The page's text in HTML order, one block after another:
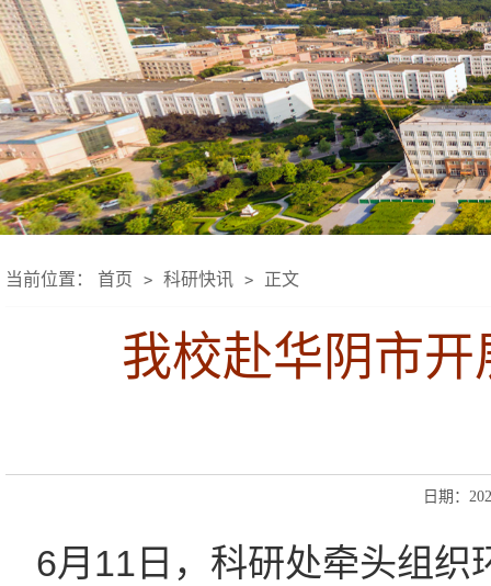
当前位置： 首页 > 科研快讯 > 正文
我校赴华阴市
日期：
6月11日，科研处牵头组织